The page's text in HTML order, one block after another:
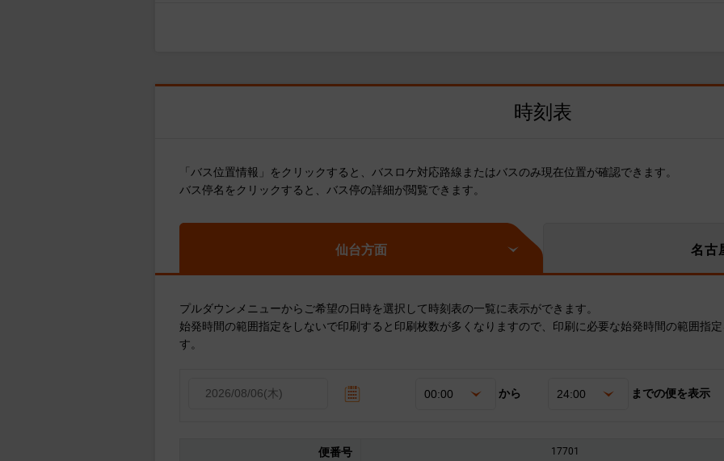
時刻表
「バス位置情報」をクリックすると、バスロケ対応路線またはバスのみ現在位置が確認できます。
バス停名をクリックすると、バス停の詳細が閲覧できます。
仙台方面 名古
プルダウンメニューからご希望の日時を選択して時刻表の一覧に表示ができます。
始発時間の範囲指定をしないで印刷すると印刷枚数が多くなりますので、印刷に必要な始発時間の範囲指
す。
から までの便を表示
便番号
17701